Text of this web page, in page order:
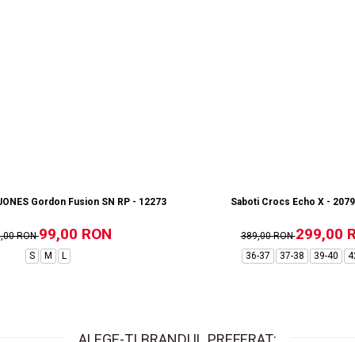
Gordon Fusion SN RP - 12273304-Black RP
RON99,00 RON
S M L
Saboti Crocs Echo X -
389,00 RON299,00
36-37 37-38 39-40